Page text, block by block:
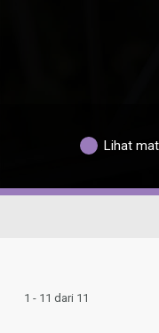
Lihat
1 - 11 dari 11